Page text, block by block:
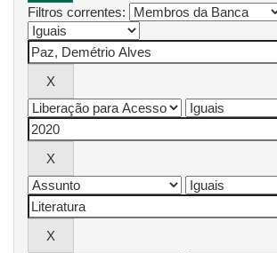
Filtros correntes: